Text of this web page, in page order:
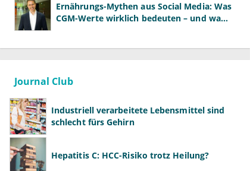
Ernährungs-Mythen aus Social Media: Was
CGM-Werte wirklich bedeuten – und was
Journal Club
Industriell verarbeitete Lebensmittel sind
schlecht fürs Gehirn
Hepatitis C: HCC-Risiko trotz Heilung?